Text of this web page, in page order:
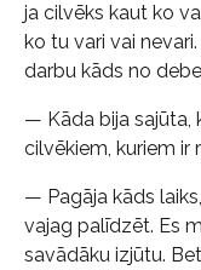
ja cilvēks kaut ko
ko tu vari vai
darbu kāds no
— Kāda bija sajūta,
cilvēkiem, kuriem ir
— Pagāja kāds
vajag palīdzēt. Es
savādāku izjūtu.